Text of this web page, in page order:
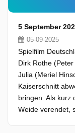
5 September
05-09-2025
Spielfilm
Dirk Rothe
Julia (Meriel
Kaiserschnitt
bringen. Als kurz
Weide verendet,